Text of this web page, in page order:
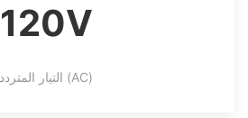
120V
التيار المتردد (AC)